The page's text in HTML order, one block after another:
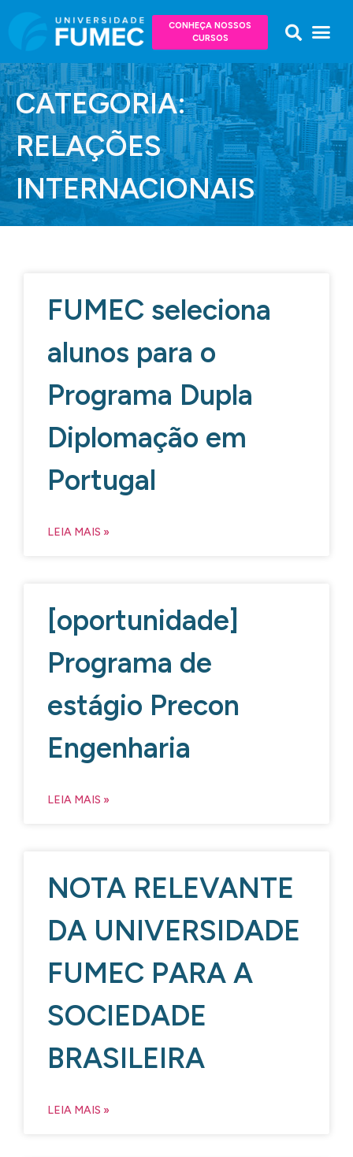
CONHEÇA NOSSOS
CURSOS
CATEGORIA:
RELAÇÕES
INTERNACIONAIS
FUMEC seleciona
alunos para o
Programa Dupla
Diplomação em
Portugal
LEIA MAIS »
[oportunidade]
Programa de
estágio Precon
Engenharia
LEIA MAIS »
NOTA RELEVANTE
DA UNIVERSIDADE
FUMEC PARA A
SOCIEDADE
BRASILEIRA
LEIA MAIS »